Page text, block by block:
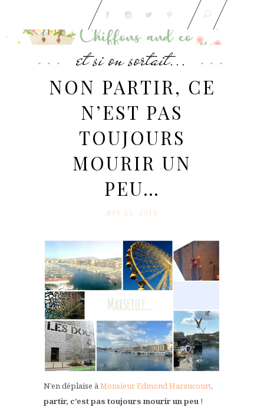
et si on sortait...
NON PARTIR, CE
N’EST PAS
TOUJOURS
MOURIR UN
PEU…
AVR 21. 2016
N’en déplaise àMonsieur Edmond Haraucourt,
partir, c’est pas toujours mourir un peu !